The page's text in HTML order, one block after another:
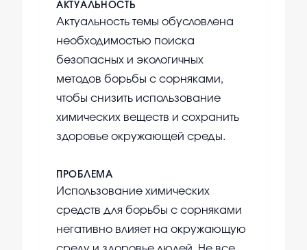
АКТУАЛЬНОСТЬ
Актуальность темы обусловлена
необходимостью поиска
безопасных и экологичных
методов борьбы с сорняками,
чтобы снизить использование
химических веществ и сохранить
здоровье окружающей среды.
ПРОБЛЕМА
Использование химических
средств для борьбы с сорняками
негативно влияет на окружающую